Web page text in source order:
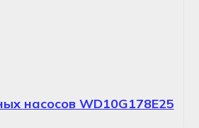
насосов WD10G178E25